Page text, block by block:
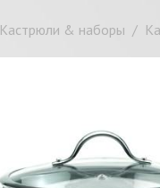
Кастрюли & наборы /